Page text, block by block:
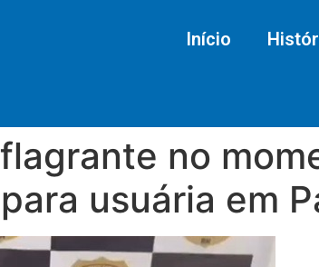
Início
no
usuária em